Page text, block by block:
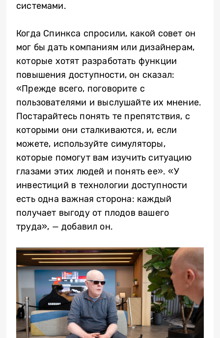
системами.
Когда Спинкса спросили, какой совет он
мог бы дать компаниям или дизайнерам,
которые хотят разработать функции
повышения доступности, он сказал:
«Прежде всего, поговорите с
пользователями и выслушайте их мнение.
Постарайтесь понять те препятствия, с
которыми они сталкиваются, и, если
можете, используйте симуляторы,
которые помогут вам изучить ситуацию
глазами этих людей и понять ее». «У
инвестиций в технологии доступности
есть одна важная сторона: каждый
получает выгоду от плодов вашего
труда», — добавил он.